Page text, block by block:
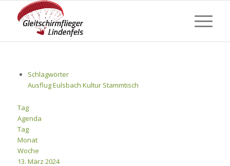
Schlagwörter
AusflugEulsbach Kultur Stammtisch
Tag
Agenda
Tag
Monat
Woche
13. März 2024